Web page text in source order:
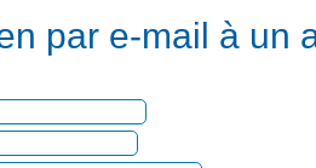
par e-mail à un